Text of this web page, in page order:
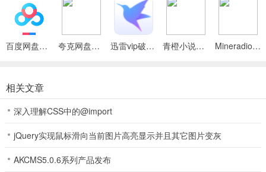
上虞论坛特色
对于上虞论坛的上万用户来说，上虞民生论坛是链接他们真实生活的
在家居、房产、亲子、汽车、时尚、美食这样的社区空间，用他们对
生活的热情造就了上虞论坛火爆的人气！在上虞论坛空间，他们还创
造了上虞论坛语言“拉风”、“辣妈”、“拔草”、“小四”，……甚至有些网
展开。
上虞论坛app各版块介绍
百度网盘绿色免安装Pc电脑版 夸克网盘官方正式版 迅雷vip破解版永久会员2024版 青橙小说App Mineradio手机版
相关文章
深入理解CSS中的@import
jQuery实现鼠标滑向当前图片高亮显示并且其它图片变灰
AKCMS5.0.6系列产品发布